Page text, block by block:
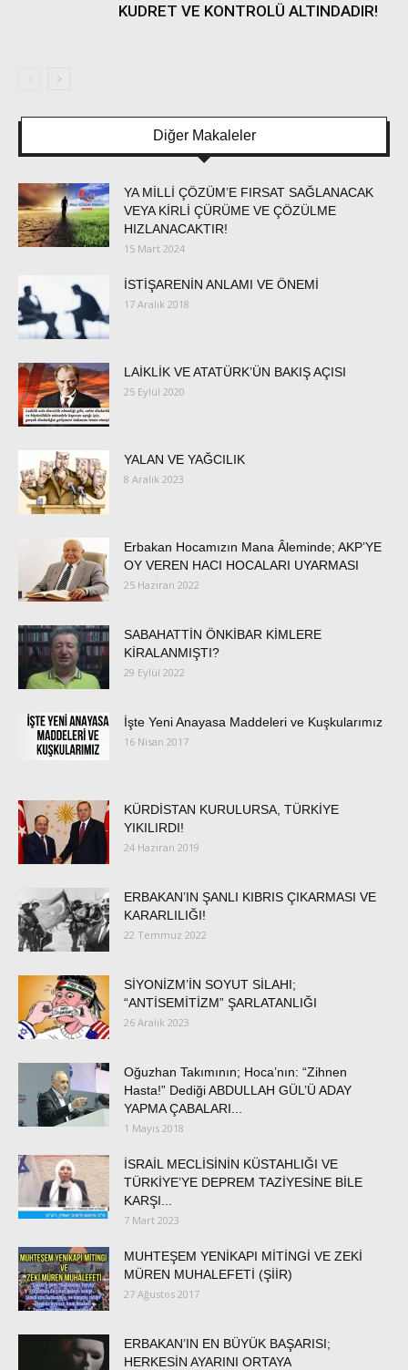
KUDRET VE KONTROLÜ ALTINDADIR!
Diğer Makaleler
YA MİLLİ ÇÖZÜM’E FIRSAT SAĞLANACAK
VEYA KİRLİ ÇÜRÜME VE ÇÖZÜLME
HIZLANACAKTIR!
15 Mart 2024
İSTİŞARENİN ANLAMI VE ÖNEMİ
17 Aralık 2018
LAİKLİK VE ATATÜRK’ÜN BAKIŞ AÇISI
25 Eylül 2020
YALAN VE YAĞCILIK
8 Aralık 2023
Erbakan Hocamızın Mana Âleminde; AKP’YE
OY VEREN HACI HOCALARI UYARMASI
25 Haziran 2022
SABAHATTİN ÖNKİBAR KİMLERE
KİRALANMIŞTI?
29 Eylül 2022
İşte Yeni Anayasa Maddeleri ve Kuşkularımız
16 Nisan 2017
KÜRDİSTAN KURULURSA, TÜRKİYE
YIKILIRDI!
24 Haziran 2019
ERBAKAN’IN ŞANLI KIBRIS ÇIKARMASI VE
KARARLILIĞI!
22 Temmuz 2022
SİYONİZM’İN SOYUT SİLAHI;
“ANTİSEMİTİZM” ŞARLATANLIĞI
26 Aralık 2023
Oğuzhan Takımının; Hoca’nın: “Zihnen
Hasta!” Dediği ABDULLAH GÜL’Ü ADAY
YAPMA ÇABALARI...
1 Mayıs 2018
İSRAİL MECLİSİNİN KÜSTAHLIĞI VE
TÜRKİYE’YE DEPREM TAZİYESİNE BİLE
KARŞI...
7 Mart 2023
MUHTEŞEM YENİKAPI MİTİNGİ VE ZEKİ
MÜREN MUHALEFETİ (ŞİİR)
27 Ağustos 2017
ERBAKAN’IN EN BÜYÜK BAŞARISI;
HERKESİN AYARINI ORTAYA